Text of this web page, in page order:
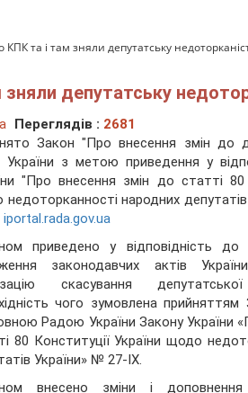
КПК та і там зняли депутатську
депутатську
Переглядів : 2681
Закон "Про внесення змін до
України з метою приведення у
"Про внесення змін до статті 80
народних
iportal.rada.gov.ua
приведено у відповідність до
законодавчих актів
скасування
чого зумовлена
Радою України Закону України
80 Конституції України щодо
України» № 27-ІХ.
внесено зміни і